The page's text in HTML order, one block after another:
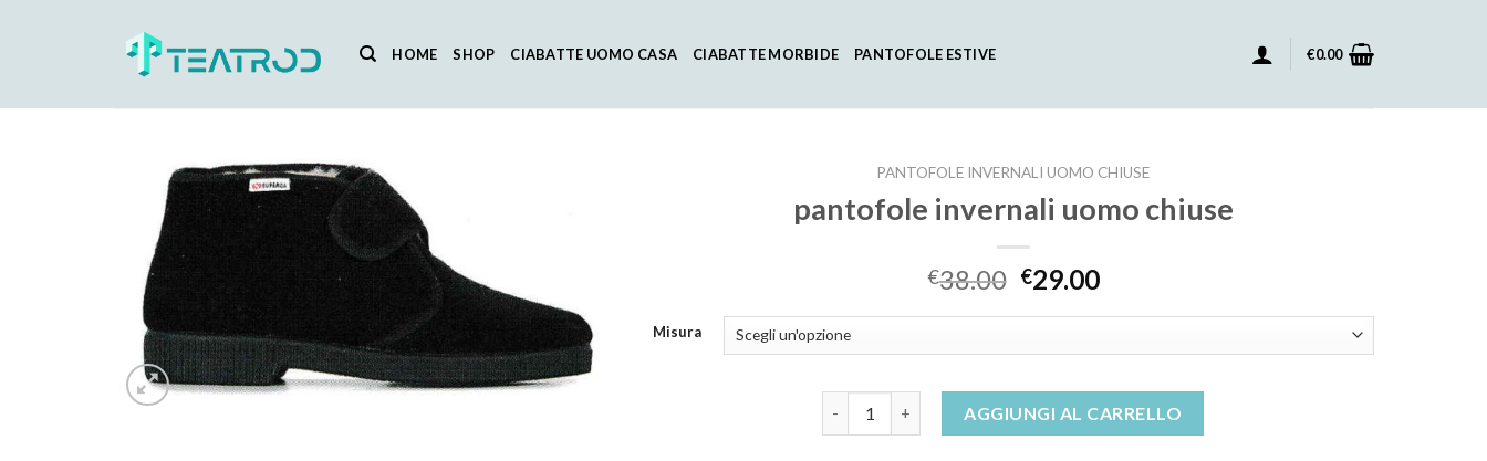
HOME SHOP CIABATTE UOMO CASA CIABATTE MORBIDE PANTOFOLE ESTIVE €0.00
PANTOFOLE INVERNALI UOMO CHIUSE
pantofole invernali uomo chiuse
€38.00 €29.00
Misura
AGGIUNGI AL CARRELLO